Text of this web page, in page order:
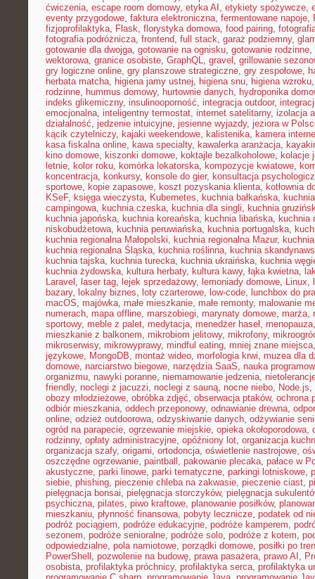
ćwiczenia, escape room domowy, etyka AI , etykiety spożywcze,
eventy przygodowe, faktura elektroniczna, fermentowane napoje,
fizjoprofilaktyka, Flask, florystyka domowa, food pairing,
fotografia podróżnicza, frontend, full stack, garaż podziemny,
gotowanie dla dwojga, gotowanie na ognisku, gotowanie rodzinne,
wektorowa, granice osobiste, GraphQL, gravel , grillowanie
gry logiczne online, gry planszowe strategiczne, gry zespołowe,
herbata matcha, higiena jamy ustnej, higiena snu, higiena wzroku
rodzinne, hummus domowy, hurtownie danych, hydroponika
indeks glikemiczny, insulinooporność, integracja outdoor,
emocjonalna, inteligentny termostat, internet satelitarny, izolacja
działalność, jedzenie intuicyjne, jesienne wyjazdy, jeziora w
kącik czytelniczy, kajaki weekendowe, kalistenika, kamera
kasa fiskalna online, kawa specialty, kawalerka aranżacja,
kino domowe, kiszonki domowe, koktajle bezalkoholowe, kolacje
letnie, kolor roku, komórka lokatorska, kompozycje kwiatowe,
koncentracja, konkursy, konsole do gier, konsultacja
sportowe, kopie zapasowe, koszt pozyskania klienta, kotłownia
KSeF, księga wieczysta, Kubernetes, kuchnia bałkańska,
campingowa, kuchnia czeska, kuchnia dla singli, kuchnia
kuchnia japońska, kuchnia koreańska, kuchnia libańska, kuchnia
niskobudżetowa, kuchnia peruwiańska, kuchnia portugalska,
kuchnia regionalna Małopolski, kuchnia regionalna Mazur,
kuchnia regionalna Śląska, kuchnia roślinna, kuchnia
kuchnia tajska, kuchnia turecka, kuchnia ukraińska, kuchnia
kuchnia żydowska, kultura herbaty, kultura kawy, łąka kwietna,
Laravel , laser tag, lejek sprzedażowy, lemoniady domowe, Linux,
bazary, lokalny biznes, loty czarterowe, low-code, lunchbox do
macOS, majówka, małe mieszkanie, małe remonty, malowanie
numerach, mapa offline, marszobiegi, marynaty domowe, marża,
sportowy, meble z palet, medytacja, menedżer haseł, menopauza
mieszkanie z balkonem, mikrobiom jelitowy, mikrofony,
mikroserwisy, mikrowyprawy, mindful eating, mniej znane miejsca
językowe, MongoDB, montaż wideo, morfologia krwi, muzea dla
domowe, narciarstwo biegowe, narzędzia SaaS, nauka
organizmu, nawyki poranne, niemarnowanie jedzenia,
friendly, noclegi z jacuzzi, noclegi z sauną, nocne niebo, Node.js,
obozy młodzieżowe, obróbka zdjęć, obserwacja ptaków, ochrona
odbiór mieszkania, oddech przeponowy, odnawianie drewna,
online, odzież outdoorowa, odzyskiwanie danych, odżywianie
ogród na parapecie, ogrzewanie miejskie, opieka okołoporodowa,
rodzinny, opłaty administracyjne, opóźniony lot, organizacja
organizacja szafy, origami, ortodoncja, oświetlenie nastrojowe,
oszczędne ogrzewanie, paintball , pakowanie plecaka, pałace w
akustyczne, parki linowe, parki tematyczne, parkingi lotniskowe,
siebie, phishing, pieczenie chleba na zakwasie, pieczenie ciast,
pielęgnacja bonsai, pielęgnacja storczyków, pielęgnacja
psychiczna, pilates, piwo kraftowe, planowanie posiłków,
mieszkaniu, płynność finansowa, pobyty lecznicze, podatek od
podróż pociągiem, podróże edukacyjne, podróże kamperem,
sezonem, podróże senioralne, podróże solo, podróże z kotem,
odpowiedzialne, pola namiotowe, porządki domowe, posiłki po
PowerShell , pozwolenie na budowę, prawa pasażera, prawo AI ,
osobista, profilaktyka próchnicy, profilaktyka serca, profilaktyka